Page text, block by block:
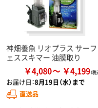
神畑養魚 リオプラス サーフ
ェススキマー 油膜取り
￥4,080 ￥4,199
お届け日：8月19日（水）まで
直送品